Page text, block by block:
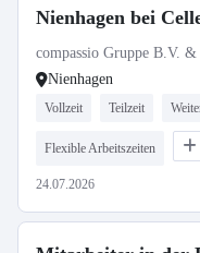
Nienhagen bei
compassio Gruppe B.V.
Nienhagen
Vollzeit Teilzeit
Flexible Arbeitszeiten
24.07.2026